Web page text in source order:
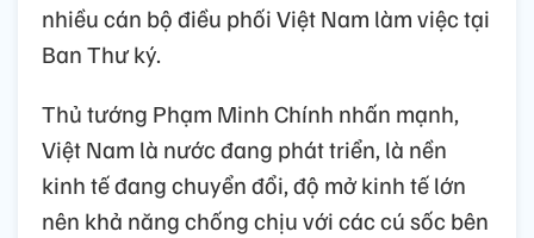
nhiều cán bộ điều phối Việt Nam làm việc tại
Ban Thư ký.
Thủ tướng Phạm Minh Chính nhấn mạnh,
Việt Nam là nước đang phát triển, là nền
kinh tế đang chuyển đổi, độ mở kinh tế lớn
nên khả năng chống chịu với các cú sốc bên